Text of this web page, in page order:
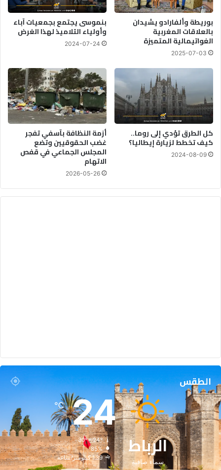
بوريطة وألفارادو يشيدان
بالعلاقات المغربية
الغواتيمالية المتميزة
2025-07-03
بنموسى يجتمع بجمعيات آباء
وأولياء التلاميذ لهذا الغرض
2024-07-24
كل الطرق تؤدي إلى روما..
كيف تخطط لزيارة إيطاليا؟
2024-08-09
أزمة النظافة بآسفي تفجر
غضب الحقوقيين وتضع
المجلس الجماعي في قفص
الاتهام
2026-05-26
الطقس
الرباط
سماء صافية
24
℃
30º - 24º
85%
1.39 كيلومتر/ساعة